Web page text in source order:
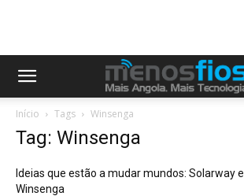
Início Tags Winsenga
Tag: Winsenga
Ideias que estão a mudar mundos: Solarway e
Winsenga